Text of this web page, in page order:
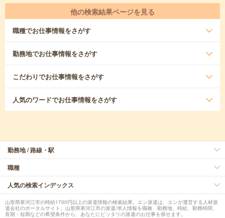
他の検索結果ページを見る
職種でお仕事情報をさがす
勤務地でお仕事情報をさがす
こだわりでお仕事情報をさがす
人気のワードでお仕事情報をさがす
勤務地 / 路線・駅
職種
人気の検索インデックス
山形県寒河江市の時給1700円以上の派遣情報の検索結果。エン派遣は、エンが運営する人材派
遣会社のポータルサイト。山形県寒河江市の派遣/求人情報を職種、勤務地、時給、勤務時間、
長期・短期などの希望条件から、あなたにピッタリの派遣のお仕事を探せます。